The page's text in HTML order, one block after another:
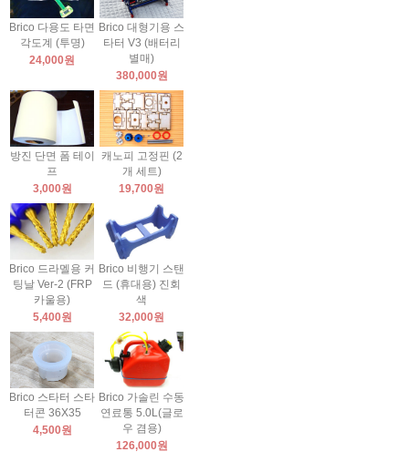
Brico 다용도 타면
각도계 (투명)
24,000원
Brico 대형기용 스
타터 V3 (배터리
별매)
380,000원
방진 단면 폼 테이
프
3,000원
캐노피 고정핀 (2
개 세트)
19,700원
Brico 드라멜용 커
팅날 Ver-2 (FRP
카울용)
5,400원
Brico 비행기 스탠
드 (휴대용) 진회
색
32,000원
Brico 스타터 스타
터콘 36X35
4,500원
Brico 가솔린 수동
연료통 5.0L(글로
우 겸용)
126,000원